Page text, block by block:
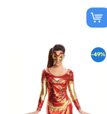
-49%